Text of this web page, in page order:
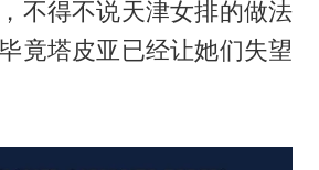
不得不说天津女排的做法
竟塔皮亚已经让她们失望